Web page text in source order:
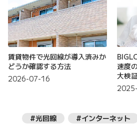
賃貸物件で光回線が導入済みか
どうか確認する方法
2026-07-16
速度
大検
#光回線 #インターネット